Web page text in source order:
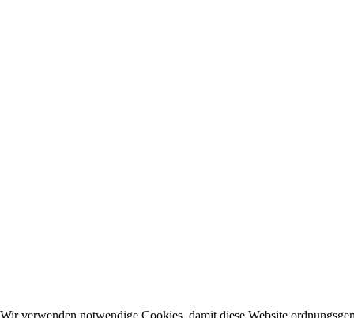
Wir verwenden notwendige Cookies, damit diese Website